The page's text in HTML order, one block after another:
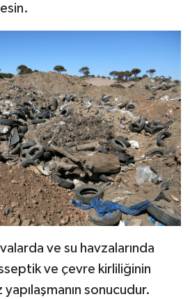
ve su havzalarında
ve çevre kirliliğinin
yapılaşmanın sonucudur.